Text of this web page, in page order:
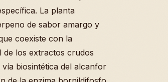
La planta
de sabor amargo y
coexiste con la
de los extractos crudos
biosintética del alcanfor